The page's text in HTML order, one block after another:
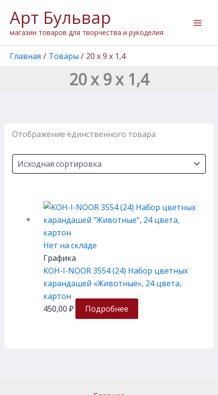
содержимому
Арт Бульвар
магазин товаров для творчества и рукоделия
Главная Товары 20 х 9 х 1,4
20 х 9 х 1,4
Отображение единственного товара
Нет на складе
Графика
KOH-I-NOOR 3554 (24) Набор цветных
карандашей «Животные», 24 цвета,
картон
450,00 ₽ Подробнее